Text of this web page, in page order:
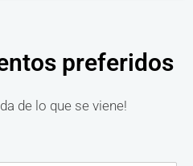
preferidos
de lo que se viene!